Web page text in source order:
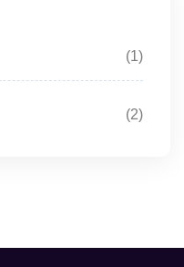
(1)
(2)